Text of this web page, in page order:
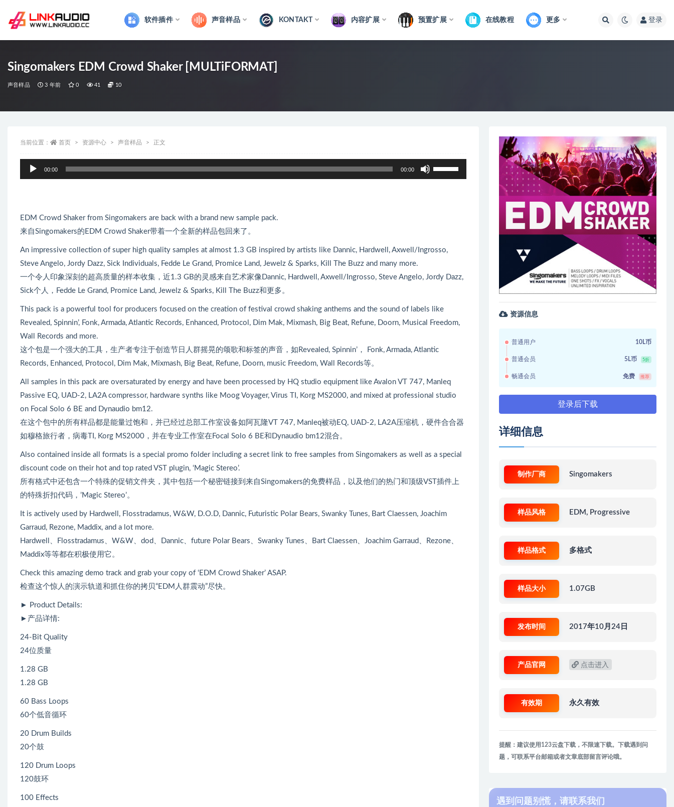
软件插件 声音样品 KONTAKT 内容扩展 预置扩展 在线教程 更多 登录
Singomakers EDM Crowd Shaker [MULTiFORMAT]
声音样品 3 年前 0 41 10
当前位置： 首页 资源中心 声音样品 正文
00:00 00:00
键
增
降
低
量
EDM Crowd Shaker from Singomakers are back with a brand new sample pack.
来自Singomakers的EDM Crowd Shaker带着一个全新的样品包回来了。
An impressive collection of super high quality samples at almost 1.3 GB inspired by artists like Dannic, Hardwell, Axwell/Ingrosso,
Steve Angelo, Jordy Dazz, Sick Individuals, Fedde Le Grand, Promice Land, Jewelz & Sparks, Kill The Buzz and many more.
一个令人印象深刻的超高质量的样本收集，近1.3 GB的灵感来自艺术家像Dannic, Hardwell, Axwell/Ingrosso, Steve Angelo, Jordy Dazz,
Sick个人，Fedde Le Grand, Promice Land, Jewelz & Sparks, Kill The Buzz和更多。
This pack is a powerful tool for producers focused on the creation of festival crowd shaking anthems and the sound of labels like
Revealed, Spinnin’, Fonk, Armada, Atlantic Records, Enhanced, Protocol, Dim Mak, Mixmash, Big Beat, Refune, Doorn, Musical Freedom,
Wall Records and more.
这个包是一个强大的工具，生产者专注于创造节日人群摇晃的颂歌和标签的声音，如Revealed, Spinnin’， Fonk, Armada, Atlantic
Records, Enhanced, Protocol, Dim Mak, Mixmash, Big Beat, Refune, Doorn, music Freedom, Wall Records等。
All samples in this pack are oversaturated by energy and have been processed by HQ studio equipment like Avalon VT 747, Manleq
Passive EQ, UAD-2, LA2A compressor, hardware synths like Moog Voyager, Virus TI, Korg MS2000, and mixed at professional studio
on Focal Solo 6 BE and Dynaudio bm12.
在这个包中的所有样品都是能量过饱和，并已经过总部工作室设备如阿瓦隆VT 747, Manleq被动EQ, UAD-2, LA2A压缩机，硬件合合器
如穆格旅行者，病毒TI, Korg MS2000，并在专业工作室在Focal Solo 6 BE和Dynaudio bm12混合。
Also contained inside all formats is a special promo folder including a secret link to free samples from Singomakers as well as a special
discount code on their hot and top rated VST plugin, ‘Magic Stereo’.
所有格式中还包含一个特殊的促销文件夹，其中包括一个秘密链接到来自Singomakers的免费样品，以及他们的热门和顶级VST插件上
的特殊折扣代码，’Magic Stereo’。
It is actively used by Hardwell, Flosstradamus, W&W, D.O.D, Dannic, Futuristic Polar Bears, Swanky Tunes, Bart Claessen, Joachim
Garraud, Rezone, Maddix, and a lot more.
Hardwell、Flosstradamus、W&W、dod、Dannic、future Polar Bears、Swanky Tunes、Bart Claessen、Joachim Garraud、Rezone、
Maddix等等都在积极使用它。
Check this amazing demo track and grab your copy of ‘EDM Crowd Shaker’ ASAP.
检查这个惊人的演示轨道和抓住你的拷贝“EDM人群震动”尽快。
► Product Details:
►产品详情:
24-Bit Quality
24位质量
1.28 GB
1.28 GB
60 Bass Loops
60个低音循环
20 Drum Builds
20个鼓
120 Drum Loops
120鼓环
100 Effects
资源信息
普通用户 10L币
普通会员 5L币 5折
畅通会员 免费 推荐
登录后下载
详细信息
制作厂商 Singomakers
样品风格 EDM, Progressive
样品格式 多格式
样品大小 1.07GB
发布时间 2017年10月24日
产品官网 点击进入
有效期 永久有效
提醒：建议使用123云盘下载，不限速下载。下载遇到问
题，可联系平台邮箱或者文章底部留言评论哦。
遇到问题别慌，请联系我们
全部